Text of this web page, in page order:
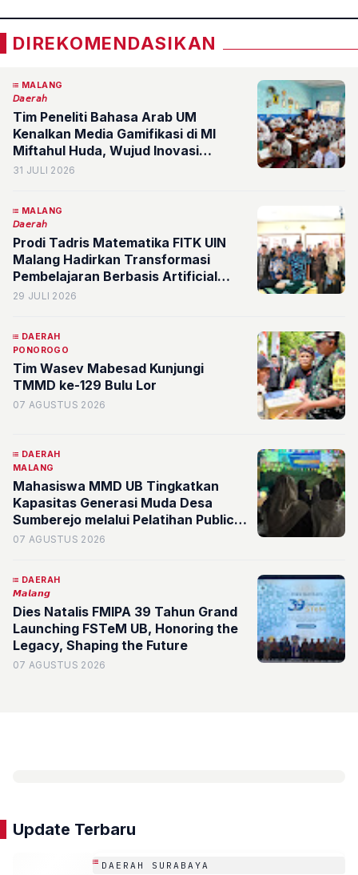
DIREKOMENDASIKAN
MALANG
𝘋𝘢𝘦𝘳𝘢𝘩
Tim Peneliti Bahasa Arab UM
Kenalkan Media Gamifikasi di MI
Miftahul Huda, Wujud Inovasi
Pembelajaran Menuju Pendidikan
31 JULI 2026
MALANG
𝘋𝘢𝘦𝘳𝘢𝘩
Prodi Tadris Matematika FITK UIN
Malang Hadirkan Transformasi
Pembelajaran Berbasis Artificial
Intelligence di Trenggalek
29 JULI 2026
DAERAH
PONOROGO
Tim Wasev Mabesad Kunjungi
TMMD ke-129 Bulu Lor
07 AGUSTUS 2026
DAERAH
MALANG
Mahasiswa MMD UB Tingkatkan
Kapasitas Generasi Muda Desa
Sumberejo melalui Pelatihan Public
Speaking dan Digitalisasi Potensi
07 AGUSTUS 2026
DAERAH
𝙈𝙖𝙡𝙖𝙣𝙜
Dies Natalis FMIPA 39 Tahun Grand
Launching FSTeM UB, Honoring the
Legacy, Shaping the Future
07 AGUSTUS 2026
Update Terbaru
DAERAH SURABAYA